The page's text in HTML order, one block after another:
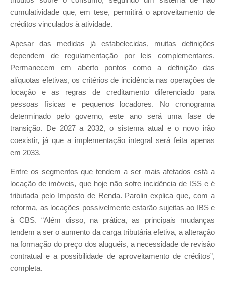
cumulatividade que, em tese, permitirá o aproveitamento de
créditos vinculados à atividade.
Apesar das medidas já estabelecidas, muitas definições
dependem de regulamentação por leis complementares.
Permanecem em aberto pontos como a definição das
alíquotas efetivas, os critérios de incidência nas operações de
locação e as regras de creditamento diferenciado para
pessoas físicas e pequenos locadores. No cronograma
determinado pelo governo, este ano será uma fase de
transição. De 2027 a 2032, o sistema atual e o novo irão
coexistir, já que a implementação integral será feita apenas
em 2033.
Entre os segmentos que tendem a ser mais afetados está a
locação de imóveis, que hoje não sofre incidência de ISS e é
tributada pelo Imposto de Renda. Parolin explica que, com a
reforma, as locações possivelmente estarão sujeitas ao IBS e
à CBS. “Além disso, na prática, as principais mudanças
tendem a ser o aumento da carga tributária efetiva, a alteração
na formação do preço dos aluguéis, a necessidade de revisão
contratual e a possibilidade de aproveitamento de créditos”,
completa.